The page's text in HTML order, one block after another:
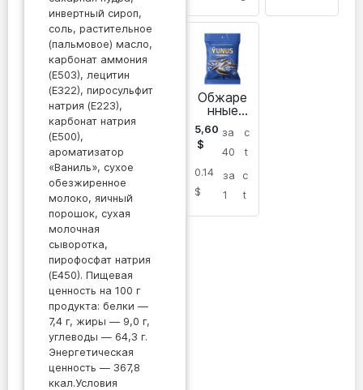
инвертный сироп,
соль, растительное
(пальмовое) масло,
карбонат аммония
(Е503), лецитин
(Е322), пиросульфит
натрия (Е223),
карбонат натрия
(Е500),
ароматизатор
«Ваниль», сухое
обезжиренное
молоко, яичный
порошок, сухая
молочная
сыворотка,
пирофосфат натрия
(Е450). Пищевая
ценность на 100 г
продукта: белки —
7,4 г, жиры — 9,0 г,
углеводы — 64,3 г.
Энергетическая
ценность — 367,8
ккал.Условия
Обжаре
нные
соленые
семена
подсолн
5,60
$
за
40
c
t
0.14
$
за
1
c
t